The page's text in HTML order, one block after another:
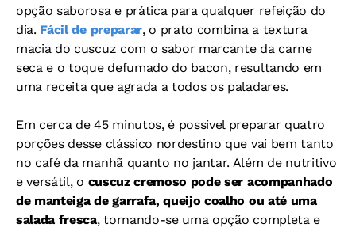
opção saborosa e prática para qualquer refeição do
dia. Fácil de preparar, o prato combina a textura
macia do cuscuz com o sabor marcante da carne
seca e o toque defumado do bacon, resultando em
uma receita que agrada a todos os paladares.
Em cerca de 45 minutos, é possível preparar quatro
porções desse clássico nordestino que vai bem tanto
no café da manhã quanto no jantar. Além de nutritivo
e versátil, o cuscuz cremoso pode ser acompanhado
de manteiga de garrafa, queijo coalho ou até uma
salada fresca, tornando-se uma opção completa e